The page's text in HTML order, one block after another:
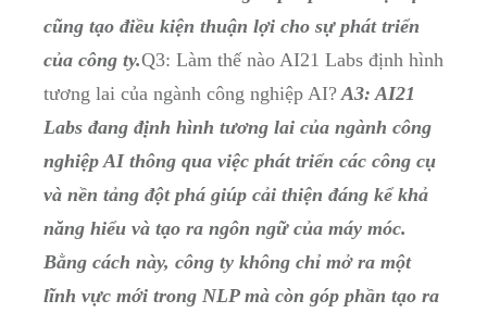
cũng tạo điều kiện thuận lợi cho sự phát triển
của công ty.Q3: Làm thế nào AI21 Labs định hình
tương lai của ngành công nghiệp AI? A3: AI21
Labs đang định hình tương lai của ngành công
nghiệp AI thông qua việc phát triển các công cụ
và nền tảng đột phá giúp cải thiện đáng kể khả
năng hiểu và tạo ra ngôn ngữ của máy móc.
Bằng cách này, công ty không chỉ mở ra một
lĩnh vực mới trong NLP mà còn góp phần tạo ra